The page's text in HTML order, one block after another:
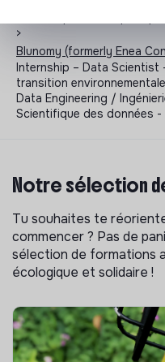
>
Blunomy (formerly Enea
Internship – Data Scientist
transition
Data Engineering /
Scientifique des données
Notre sélection
Tu souhaites te
commencer ? Pas de
sélection de formations
écologique et solidaire !